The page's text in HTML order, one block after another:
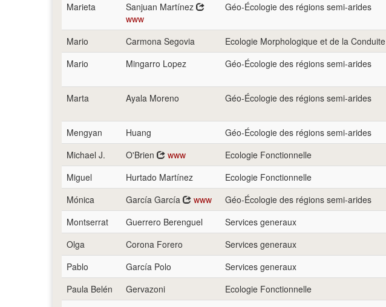
Marieta
Sanjuan Martínez
www
Géo-Écologie des régions semi-arides
Mario Carmona Segovia Ecologie Morphologique et de la Conduite
Mario
Mingarro Lopez Géo-Écologie des régions semi-arides
Marta
Ayala Moreno Géo-Écologie des régions semi-arides
Mengyan Huang Géo-Écologie des régions semi-arides
Michael J.
O'Brien www Ecologie Fonctionnelle
Miguel
Hurtado Martínez Ecologie Fonctionnelle
Mónica
García García www Géo-Écologie des régions semi-arides
Montserrat
Guerrero Berenguel Services generaux
Olga
Corona Forero Services generaux
Pablo
García Polo Services generaux
Paula Belén
Gervazoni Ecologie Fonctionnelle